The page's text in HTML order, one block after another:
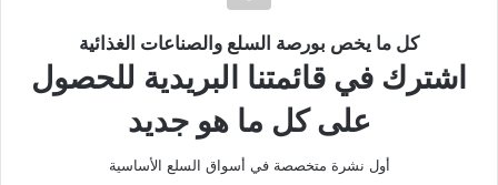
كل ما يخص بورصة السلع والصناعات الغذائية
اشترك في قائمتنا البريدية للحصول
على كل ما هو جديد
أول نشرة متخصصة في أسواق السلع الأساسية